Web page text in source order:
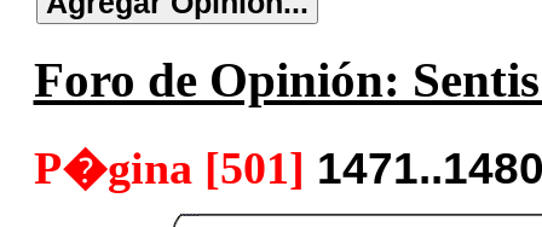
Foro de Opinión:
P�gina [501]